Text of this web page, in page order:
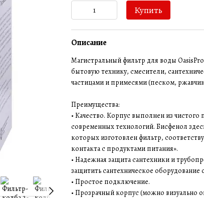
Купить
Описание
Магистральный фильтр для воды
бытовую технику, смесители,
частицами и примесями (песком,
Преимущества:
• Качество. Корпус выполнен из
современных технологий. Бисфенол
которых изготовлен фильтр,
контакта с продуктами питания».
• Надежная защита сантехники и
защитить сантехническое
• Простое подключение.
• Прозрачный корпус (можно визуально